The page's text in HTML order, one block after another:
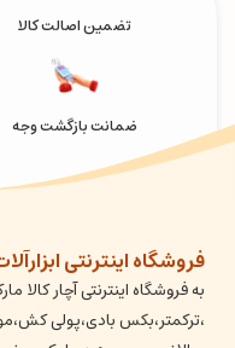
تضمین اصالت کالا
ضمانت بازگشت وجه
فروشگاه اینترنتی
به فروشگاه اینترنتی آچار کالا
،ترکمتر،بکس بادی،پولی